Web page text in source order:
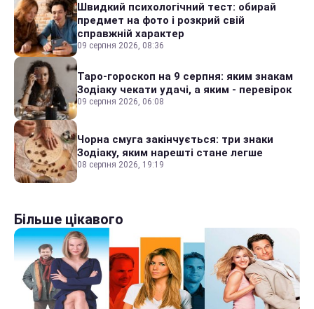
Швидкий психологічний тест: обирай
предмет на фото і розкрий свій
справжній характер
09 серпня 2026, 08:36
Таро-гороскоп на 9 серпня: яким знакам
Зодіаку чекати удачі, а яким - перевірок
09 серпня 2026, 06:08
Чорна смуга закінчується: три знаки
Зодіаку, яким нарешті стане легше
08 серпня 2026, 19:19
Більше цікавого